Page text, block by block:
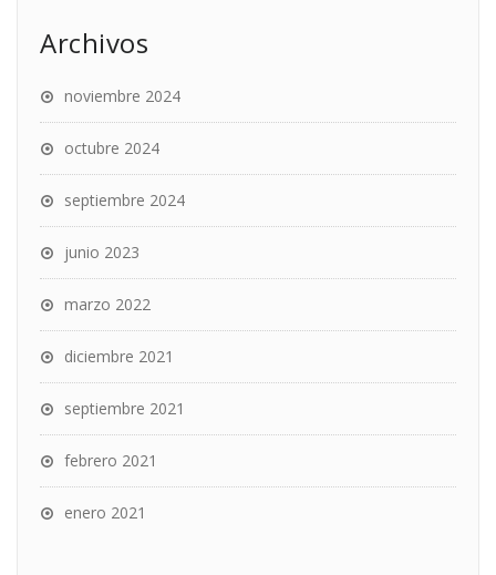
Archivos
noviembre 2024
octubre 2024
septiembre 2024
junio 2023
marzo 2022
diciembre 2021
septiembre 2021
febrero 2021
enero 2021